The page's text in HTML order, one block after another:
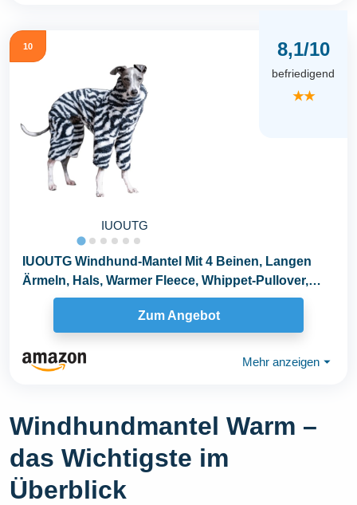
10
IUOUTG
8,1/10
befriedigend
★★
IUOUTG Windhund-Mantel Mit 4 Beinen, Langen
Ärmeln, Hals, Warmer Fleece, Whippet-Pullover,
Overalls...
Zum Angebot
Mehr anzeigen ⏷
Windhundmantel Warm –
das Wichtigste im
Überblick